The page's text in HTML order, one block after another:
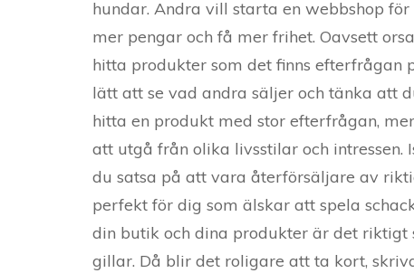
hundar. Andra vill starta en webbshop
mer pengar och få mer frihet. Oavsett
hitta produkter som det finns efterfrågan
lätt att se vad andra säljer och tänka att
hitta en produkt med stor efterfrågan,
att utgå från olika livsstilar och intressen.
du satsa på att vara återförsäljare av
perfekt för dig som älskar att spela
din butik och dina produkter är det
gillar. Då blir det roligare att ta kort,